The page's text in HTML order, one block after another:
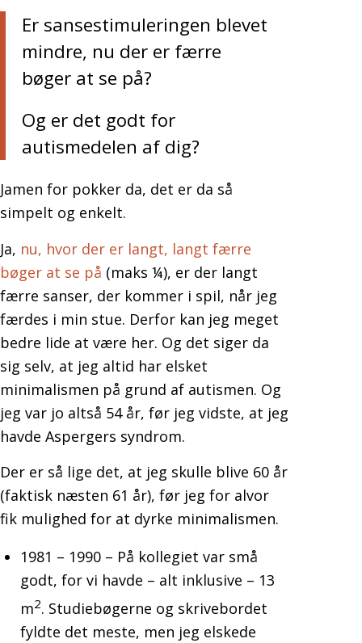
Er sansestimuleringen blevet
mindre, nu der er færre
bøger at se på?
Og er det godt for
autismedelen af dig?
Jamen for pokker da, det er da så
simpelt og enkelt.
Ja, nu, hvor der er langt, langt færre
bøger at se på (maks ¼), er der langt
færre sanser, der kommer i spil, når jeg
færdes i min stue. Derfor kan jeg meget
bedre lide at være her. Og det siger da
sig selv, at jeg altid har elsket
minimalismen på grund af autismen. Og
jeg var jo altså 54 år, før jeg vidste, at jeg
havde Aspergers syndrom.
Der er så lige det, at jeg skulle blive 60 år
(faktisk næsten 61 år), før jeg for alvor
fik mulighed for at dyrke minimalismen.
1981 – 1990 – På kollegiet var små
godt, for vi havde – alt inklusive – 13
m2. Studiebøgerne og skrivebordet
fyldte det meste, men jeg elskede